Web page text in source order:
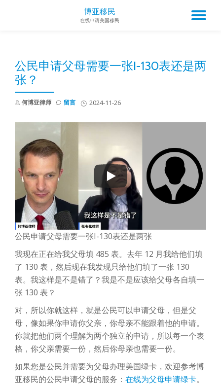
博亚移民
在线申请美国移民
公民申请父母需要一张I-130表还是两
张？
何博亚律师 2024-11-26
留言
公民申请父母需要一张I-130表还是两张
我现在正在给我父母填 485 表。去年 12 月我给他们填
了 130 表，然后现在我发现只给他们填了一张 130
表。我这样是不是错了？我是不是应该给父母各自填一
张 130 表？
对，所以你就这样，就是公民可以申请父母，但是父
母，像如果你申请你父亲，你母亲不能跟着他的申请。
你就把他们两个理解为两个独立的申请，所以每一个表
格，你父亲需要一份，然后你母亲也需要一份。
如果您是公民并需要为父母办理美国绿卡，欢迎参考博
亚移民的公民申请父母的服务： 在线为父母申请绿卡。